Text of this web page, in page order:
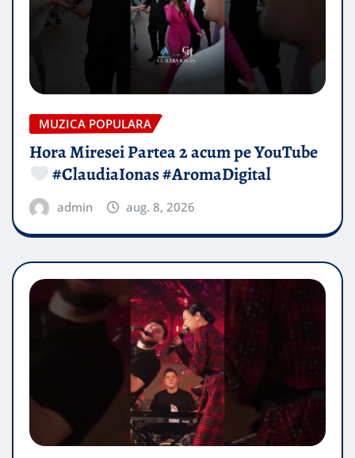
MUZICA POPULARA
Hora Miresei Partea 2 acum pe YouTube
#ClaudiaIonas #AromaDigital
admin aug. 8, 2026